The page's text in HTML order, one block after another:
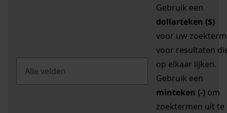
Gebruik een
dollarteken ($)
voor uw zoekterm
voor resultaten
op elkaar lijken.
Gebruik een
minteken (-) om
zoektermen uit te